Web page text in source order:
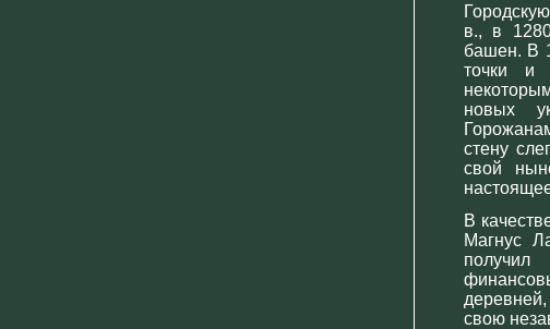
в., в
башен. В
точки и
новых
стену
свой
В
Магнус
свою